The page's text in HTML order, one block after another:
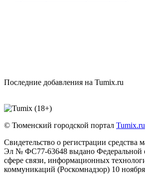
Последние добавления на Tumix.ru
© Тюменский городской портал Tumix.ru
Свидетельство о регистрации средства
Эл № ФС77-63648 выдано Федеральной
сфере связи, информационных
коммуникаций (Роскомнадзор) 10 ноября